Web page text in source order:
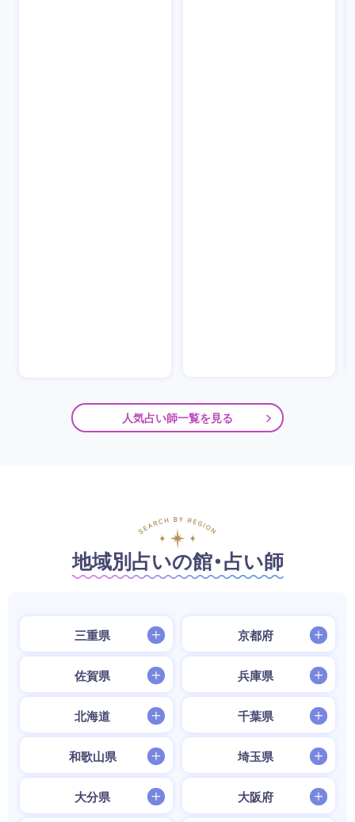
人気占い師一覧を見る
地域別占いの館・占い師
三重県 京都府
佐賀県 兵庫県
北海道 千葉県
和歌山県 埼玉県
大分県 大阪府